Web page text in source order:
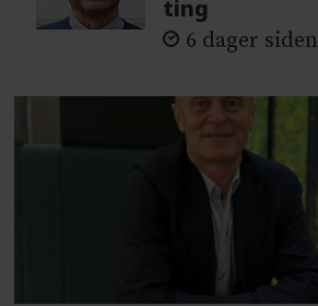
ting
6 dager siden